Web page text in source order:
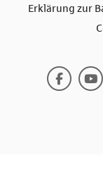
Erklärung zur